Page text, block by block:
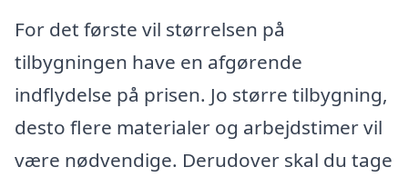
For det første vil størrelsen på
tilbygningen have en afgørende
indflydelse på prisen. Jo større tilbygning,
desto flere materialer og arbejdstimer vil
være nødvendige. Derudover skal du tage